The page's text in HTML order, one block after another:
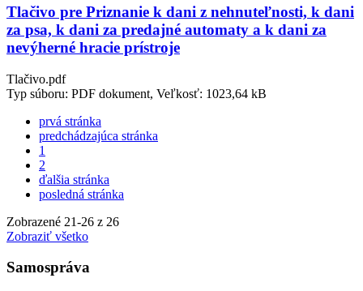
Tlačivo pre Priznanie k dani z nehnuteľnosti, k dani
za psa, k dani za predajné automaty a k dani za
nevýherné hracie prístroje
Tlačivo.pdf
Typ súboru: PDF dokument, Veľkosť: 1023,64 kB
prvá stránka
predchádzajúca stránka
1
2
ďalšia stránka
posledná stránka
Zobrazené 21-26 z 26
Zobraziť všetko
Samospráva